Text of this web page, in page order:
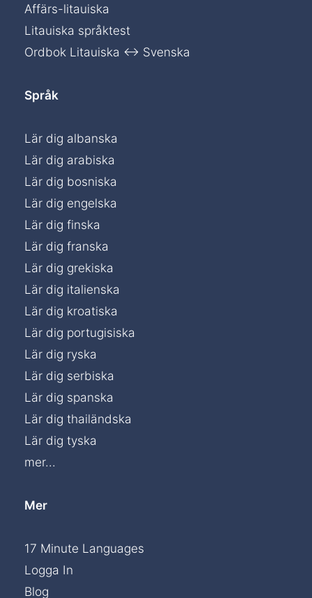
Affärs-litauiska
Litauiska språktest
Ordbok Litauiska ↔ Svenska
Språk
Lär dig albanska
Lär dig arabiska
Lär dig bosniska
Lär dig engelska
Lär dig finska
Lär dig franska
Lär dig grekiska
Lär dig italienska
Lär dig kroatiska
Lär dig portugisiska
Lär dig ryska
Lär dig serbiska
Lär dig spanska
Lär dig thailändska
Lär dig tyska
mer...
Mer
17 Minute Languages
Logga In
Blog